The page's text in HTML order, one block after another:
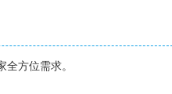
方位需求。